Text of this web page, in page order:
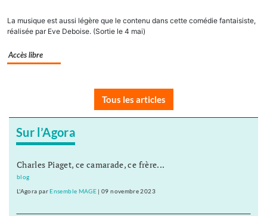
La musique est aussi légère que le contenu dans cette comédie fantaisiste,
réalisée par Eve Deboise. (Sortie le 4 mai)
Accès libre
Tous les articles
Sur l’Agora
Charles Piaget, ce camarade, ce frère...
blog
L'Agora parEnsemble MAGE |09 novembre 2023